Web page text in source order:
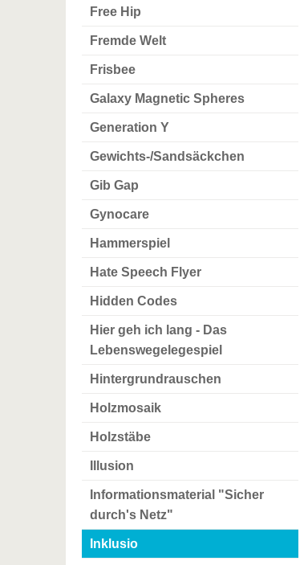
Free Hip
Fremde Welt
Frisbee
Galaxy Magnetic Spheres
Generation Y
Gewichts-/Sandsäckchen
Gib Gap
Gynocare
Hammerspiel
Hate Speech Flyer
Hidden Codes
Hier geh ich lang - Das
Lebenswegelegespiel
Hintergrundrauschen
Holzmosaik
Holzstäbe
Illusion
Informationsmaterial "Sicher
durch's Netz"
Inklusio